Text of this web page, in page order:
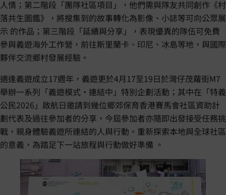
人情；第二階段「團隊社區項目」，他們需與隊友共同創作《村
落共生圖鑑》，將搜集到的故事轉化為影像、小誌等可向公眾展
示 的作品；第三階段「延續與分享」，表現優異的隊伍可免費
參與義遊海外工作營，前往斯里蘭卡、印尼、冰島等地，與國際
夥伴交流鄉村發展經驗。
適逢義遊成立17週年，義遊更於4月17至19日於灣仔茂蘿街M7
舉辦一系列「義遊模式・連結中」特別企劃活動；其中在「特義
公民2026」啟航日邀請到幾位鄉郊保育香港賽馬會社區資助計
劃代表及過往參加者的分享，今屆參加者亦隨即出發接受任務挑
戰，親身體驗義遊所連結的人與行動。重新探索本地與全球社區
的意義，為踏足下一站旅程與行動做好準備 。